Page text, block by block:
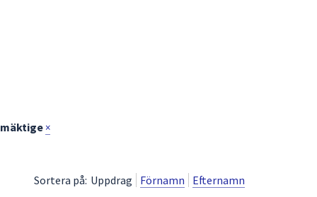
×
Sortera på: Uppdrag Förnamn Efternamn